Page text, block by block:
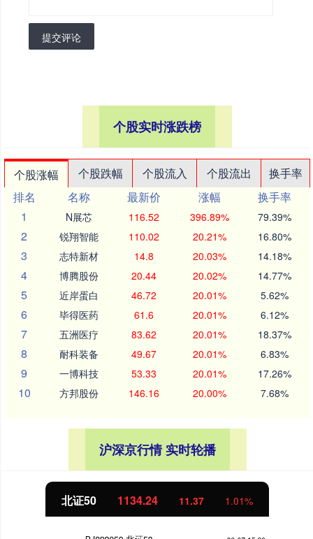
提交评论
个股实时涨跌榜
个股涨幅 个股跌幅 个股流入 个股流出
换手率
排名
名称 最新价 涨幅
换手率
1
N展芯 116.52 396.89% 79.39%
2 锐翔智能 110.02 20.21% 16.80%
3 志特新材 14.8 20.03% 14.18%
4 博腾股份 20.44 20.02% 14.77%
5 近岸蛋白 46.72 20.01% 5.62%
6 毕得医药 61.6 20.01% 6.12%
7 五洲医疗 83.62 20.01% 18.37%
8 耐科装备 49.67 20.01% 6.83%
9 一博科技 53.33 20.01% 17.26%
10 方邦股份 146.16 20.00% 7.68%
沪深京行情 实时轮播
北证50 1134.24 11.37 1.01%